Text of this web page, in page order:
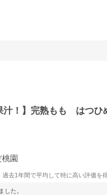
汁！】完熟もも はつひ
園
去1年間で平均して特に高い評価を
した。